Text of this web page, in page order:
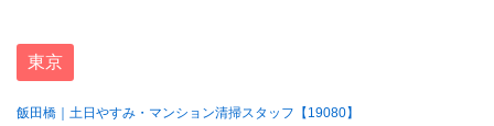
東京
飯田橋｜土日やすみ・マンション清掃スタッフ【19080】